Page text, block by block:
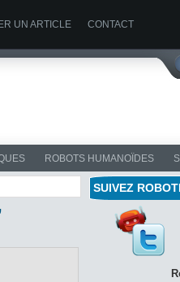
UN ARTICLE CONTACT
ROBOTS HUMANOÏDES
SUIVEZ